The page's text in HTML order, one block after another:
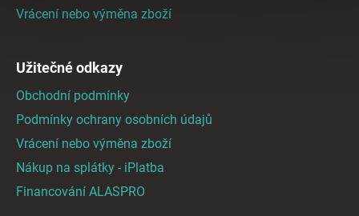
Vrácení nebo výměna zboží
Užitečné odkazy
Obchodní podmínky
Podmínky ochrany osobních údajů
Vrácení nebo výměna zboží
Nákup na splátky - iPlatba
Financování ALASPRO